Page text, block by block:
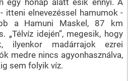
egy hónap alatt esik ennyi. A
itteni elnevezéssel hamumok -
a Hamuni Maskel, 87 km
„Télvíz idején”, megesik, hogy
ilyenkor madárrajok ezrei
medre nincs agyonhasználva,
sem folyik víz.